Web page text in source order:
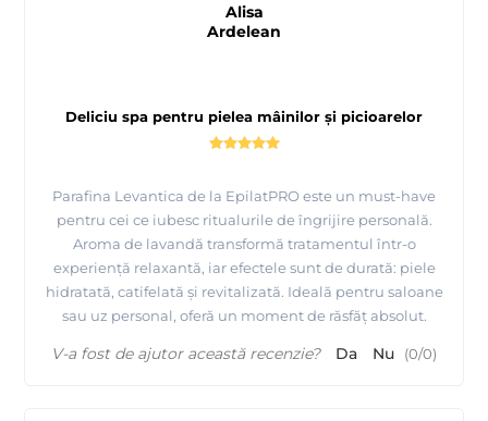
Deliciu spa pentru pielea mâinilor și picioarelor
Parafina Levantica de la EpilatPRO este un must-have
pentru cei ce iubesc ritualurile de îngrijire personală.
Aroma de lavandă transformă tratamentul într-o
experiență relaxantă, iar efectele sunt de durată: piele
hidratată, catifelată și revitalizată. Ideală pentru saloane
sau uz personal, oferă un moment de răsfăț absolut.
Alisa
Ardelean
V-a fost de ajutor această recenzie? Da Nu (0/0)